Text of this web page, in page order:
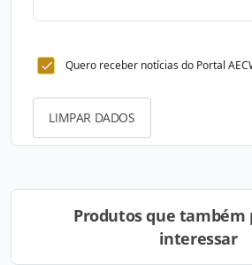
Quero receber notícias do Portal
LIMPAR DADOS
Produtos que também
interessar